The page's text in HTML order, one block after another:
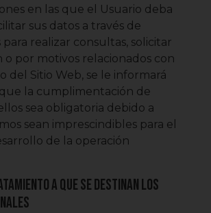
en las que el Usuario deba
sus datos a través de
realizar consultas, solicitar
o por motivos relacionados con
del Sitio Web, se le informará
la cumplimentación de
sea obligatoria debido a
sean imprescindibles para el
de la operación
a que se destinan los